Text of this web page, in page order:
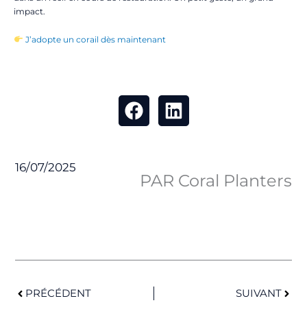
impact.
J’adopte un corail dès maintenant
16/07/2025
PAR Coral Planters
PRÉCÉDENT SUIVANT